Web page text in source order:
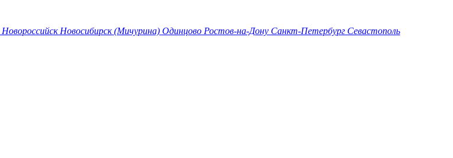
Новороссийск Новосибирск (Мичурина) Одинцово Ростов-на-Дону Санкт-Петербург Севастополь